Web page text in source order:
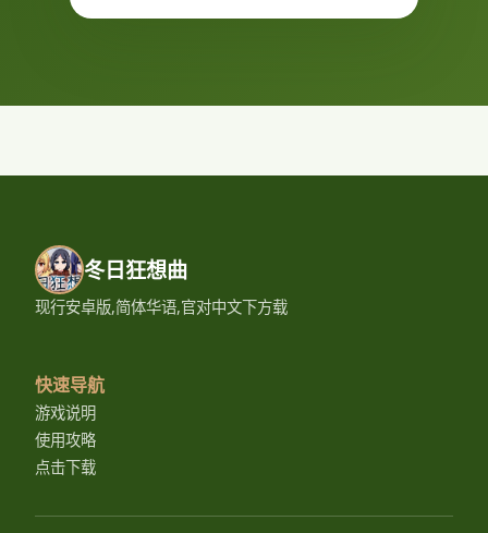
冬日狂想曲
现行安卓版,简体华语,官对中文下方载
快速导航
游戏说明
使用攻略
点击下载